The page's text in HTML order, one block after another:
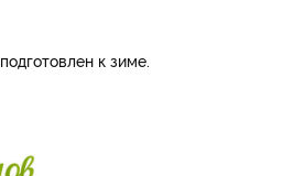
к зиме.